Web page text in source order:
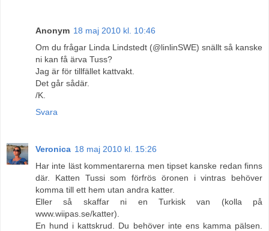
Anonym 18 maj 2010 kl. 10:46
Om du frågar Linda Lindstedt (@linlinSWE) snällt så kanske
ni kan få ärva Tuss?
Jag är för tillfället kattvakt.
Det går sådär.
/K.
Svara
Veronica 18 maj 2010 kl. 15:26
Har inte läst kommentarerna men tipset kanske redan finns
där. Katten Tussi som förfrös öronen i vintras behöver
komma till ett hem utan andra katter.
Eller så skaffar ni en Turkisk van (kolla på
www.wiipas.se/katter).
En hund i kattskrud. Du behöver inte ens kamma pälsen.